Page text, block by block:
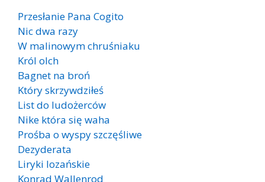
Przesłanie Pana Cogito
Nic dwa razy
W malinowym chruśniaku
Król olch
Bagnet na broń
Który skrzywdziłeś
List do ludożerców
Nike która się waha
Prośba o wyspy szczęśliwe
Dezyderata
Liryki lozańskie
Konrad Wallenrod